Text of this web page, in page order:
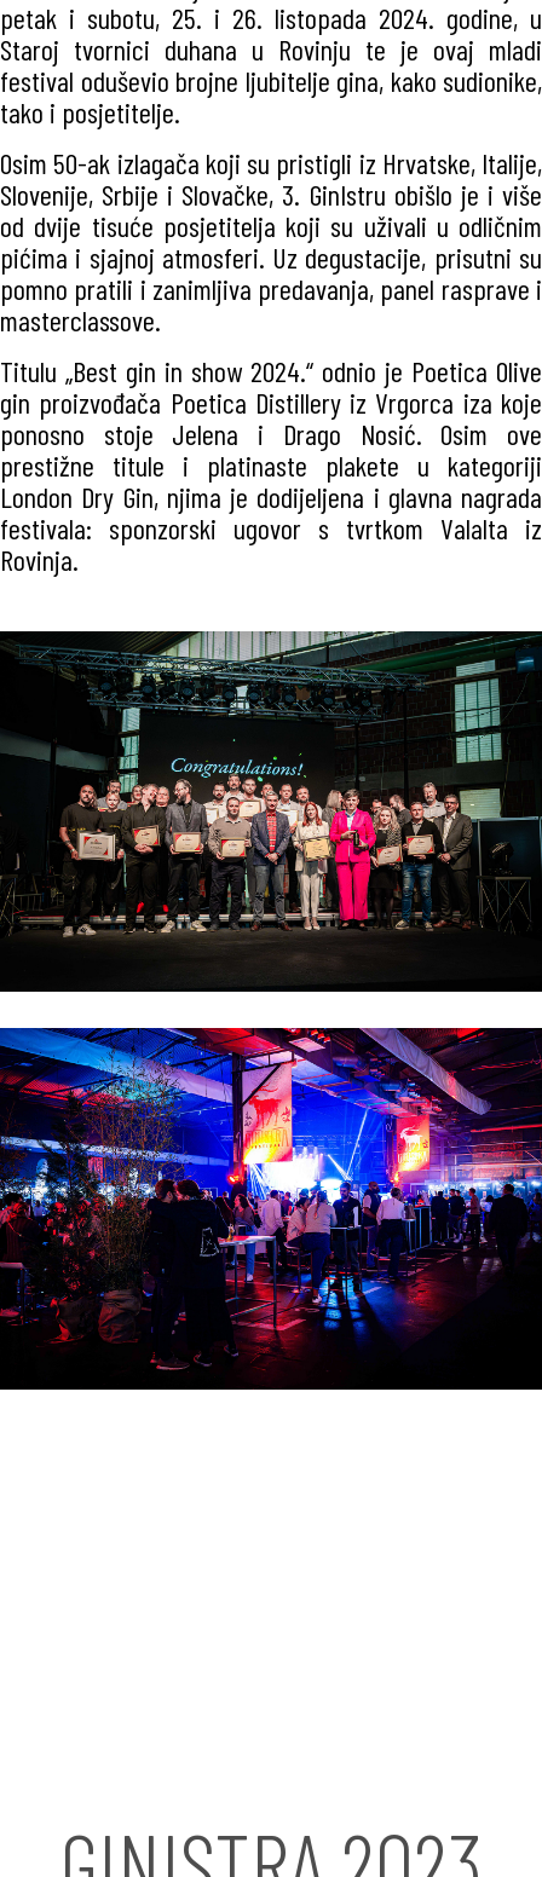
petak i subotu, 25. i 26. listopada 2024. godine, u
Staroj tvornici duhana u Rovinju te je ovaj mladi
festival oduševio brojne ljubitelje gina, kako sudionike,
tako i posjetitelje.
Osim 50-ak izlagača koji su pristigli iz Hrvatske, Italije,
Slovenije, Srbije i Slovačke, 3. GinIstru obišlo je i više
od dvije tisuće posjetitelja koji su uživali u odličnim
pićima i sjajnoj atmosferi. Uz degustacije, prisutni su
pomno pratili i zanimljiva predavanja, panel rasprave i
masterclassove.
Titulu „Best gin in show 2024.“ odnio je Poetica Olive
gin proizvođača Poetica Distillery iz Vrgorca iza koje
ponosno stoje Jelena i Drago Nosić. Osim ove
prestižne titule i platinaste plakete u kategoriji
London Dry Gin, njima je dodijeljena i glavna nagrada
festivala: sponzorski ugovor s tvrtkom Valalta iz
Rovinja.